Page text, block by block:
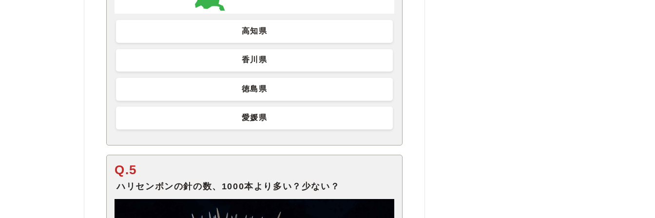
高知県
香川県
徳島県
愛媛県
Q.5
ハリセンボンの針の数、1000本より多い？少ない？